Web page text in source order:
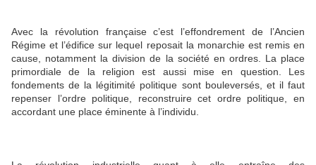
Avec la révolution française c’est l’effondrement de l’Ancien
Régime et l’édifice sur lequel reposait la monarchie est remis en
cause, notamment la division de la société en ordres. La place
primordiale de la religion est aussi mise en question. Les
fondements de la légitimité politique sont bouleversés, et il faut
repenser l’ordre politique, reconstruire cet ordre politique, en
accordant une place éminente à l’individu.